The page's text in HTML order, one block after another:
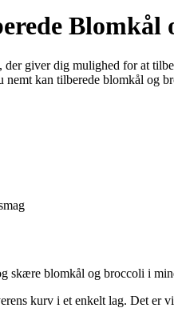
der giver dig mulighed for at
nemt kan tilberede blomkål og
skære blomkål og broccoli i
kurv i et enkelt lag. Det er